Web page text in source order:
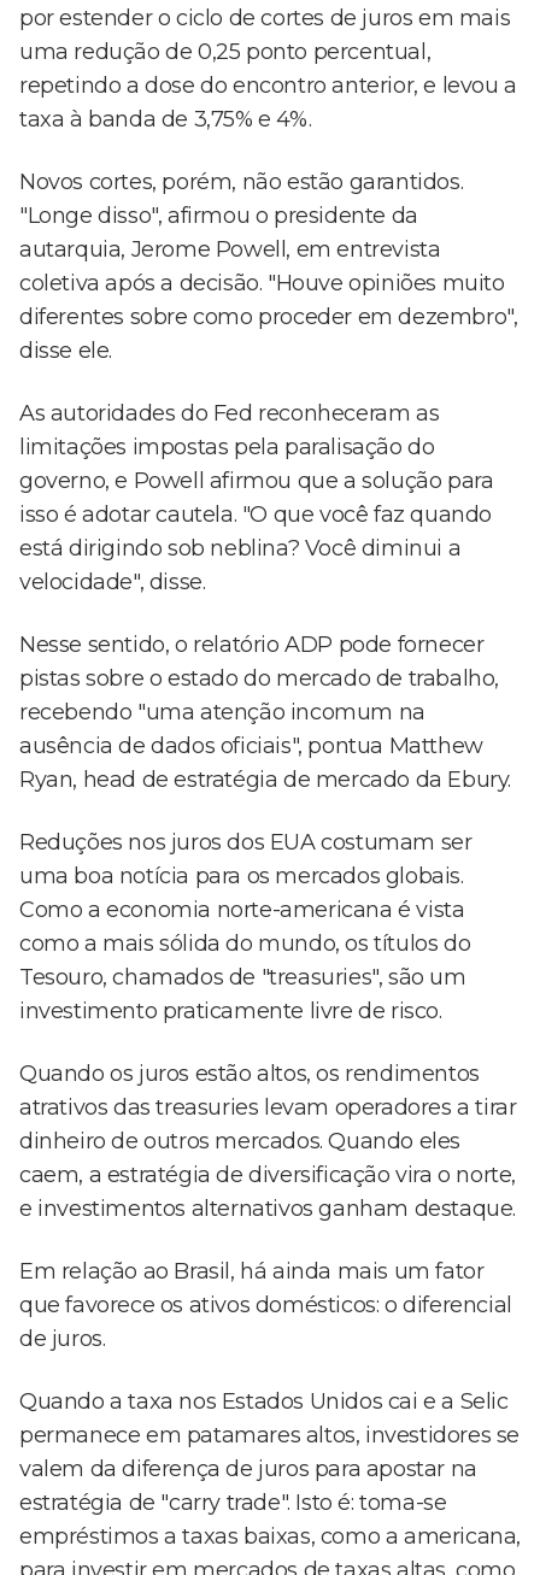
por estender o ciclo de cortes de juros em mais
uma redução de 0,25 ponto percentual,
repetindo a dose do encontro anterior, e levou a
taxa à banda de 3,75% e 4%.
Novos cortes, porém, não estão garantidos.
"Longe disso", afirmou o presidente da
autarquia, Jerome Powell, em entrevista
coletiva após a decisão. "Houve opiniões muito
diferentes sobre como proceder em dezembro",
disse ele.
As autoridades do Fed reconheceram as
limitações impostas pela paralisação do
governo, e Powell afirmou que a solução para
isso é adotar cautela. "O que você faz quando
está dirigindo sob neblina? Você diminui a
velocidade", disse.
Nesse sentido, o relatório ADP pode fornecer
pistas sobre o estado do mercado de trabalho,
recebendo "uma atenção incomum na
ausência de dados oficiais", pontua Matthew
Ryan, head de estratégia de mercado da Ebury.
Reduções nos juros dos EUA costumam ser
uma boa notícia para os mercados globais.
Como a economia norte-americana é vista
como a mais sólida do mundo, os títulos do
Tesouro, chamados de "treasuries", são um
investimento praticamente livre de risco.
Quando os juros estão altos, os rendimentos
atrativos das treasuries levam operadores a tirar
dinheiro de outros mercados. Quando eles
caem, a estratégia de diversificação vira o norte,
e investimentos alternativos ganham destaque.
Em relação ao Brasil, há ainda mais um fator
que favorece os ativos domésticos: o diferencial
de juros.
Quando a taxa nos Estados Unidos cai e a Selic
permanece em patamares altos, investidores se
valem da diferença de juros para apostar na
estratégia de "carry trade". Isto é: toma-se
empréstimos a taxas baixas, como a americana,